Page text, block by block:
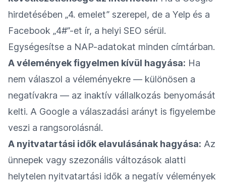
hirdetésében „4. emelet” szerepel, de a Yelp és a
Facebook „4#”-et ír, a helyi SEO sérül.
Egységesítse a NAP-adatokat minden címtárban.
A vélemények figyelmen kívül hagyása: Ha
nem válaszol a véleményekre — különösen a
negatívakra — az inaktív vállalkozás benyomását
kelti. A Google a válaszadási arányt is figyelembe
veszi a rangsorolásnál.
A nyitvatartási idők elavulásának hagyása: Az
ünnepek vagy szezonális változások alatti
helytelen nyitvatartási idők a negatív vélemények